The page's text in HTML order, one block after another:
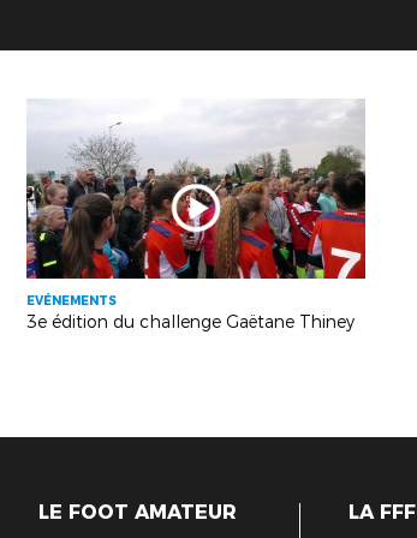
EVÉNEMENTS
3e édition du challenge Gaëtane Thiney
LE FOOT AMATEUR LA FFF